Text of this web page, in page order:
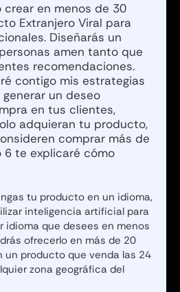
crear en menos de 30
Extranjero Viral para
Diseñarás un
amen tanto que
recomendaciones.
contigo mis estrategias
un deseo
en tus clientes,
adquieran tu producto,
comprar más de
6 te explicaré cómo
tu producto en un idioma,
inteligencia artificial para
idioma que desees en menos
ofrecerlo en más de 20
un producto que venda las 24
zona geográfica del